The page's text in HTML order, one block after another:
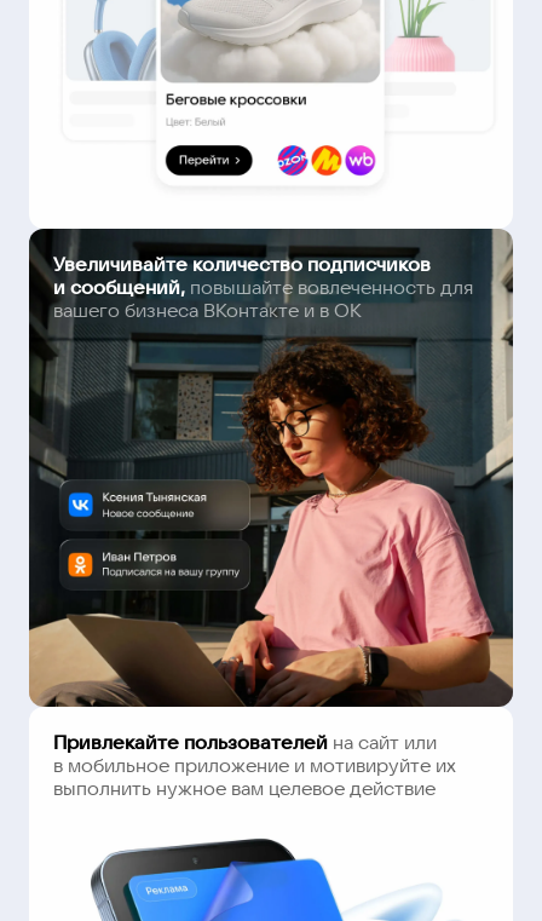
Увеличивайте количество подписчиков
и сообщений, повышайте вовлеченность для
вашего бизнеса ВКонтакте и в ОК
Привлекайте пользователей на сайт или
в мобильное приложение и мотивируйте их
выполнить нужное вам целевое действие